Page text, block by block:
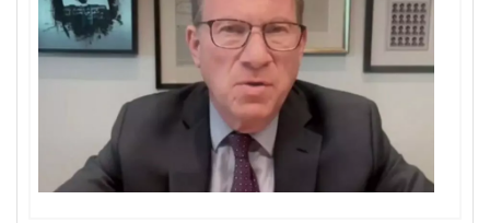
Sports